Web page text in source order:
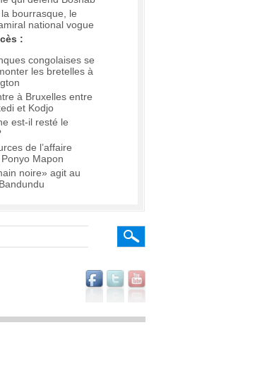
bourrasque, le
national vogue
:
congolaises se
les bretelles à
à Bruxelles entre
et Kodjo
est-il resté le
de l’affaire
Mapon
noire» agit au